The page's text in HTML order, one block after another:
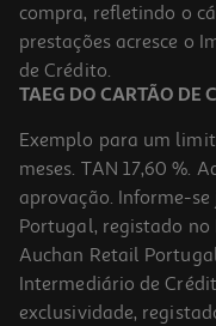
compra, refletindo o
prestações acresce o
de Crédito.
TAEG DO CARTÃO DE
Exemplo para um
meses. TAN 17,60 %.
aprovação. Informe-
Portugal, registado no
Auchan Retail
Intermediário de
exclusividade,